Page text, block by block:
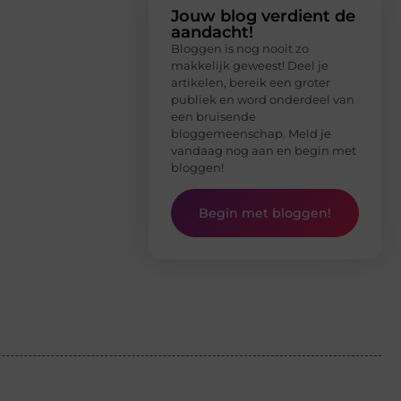
Jouw blog verdient de
aandacht!
Bloggen is nog nooit zo
makkelijk geweest! Deel je
artikelen, bereik een groter
publiek en word onderdeel van
een bruisende
bloggemeenschap. Meld je
vandaag nog aan en begin met
bloggen!
Begin met bloggen!